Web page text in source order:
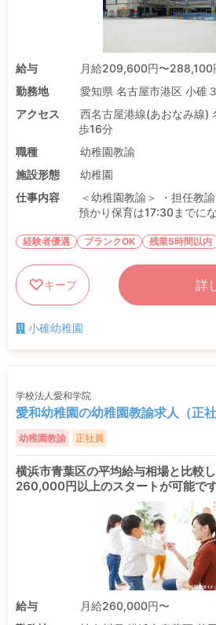
給与
月給209,600円〜288,100
勤務地
愛知県 名古屋市港区 小碓
アクセス
西名古屋港線(あおなみ線)
歩16分
職種
幼稚園教諭
施設形態
幼稚園
仕事内容
＜幼稚園教諭＞ ・担任教
預かり保育は17:30までに
経験者優遇 ブランクOK 残業5時間以内
キープ 詳
小碓幼稚園
学校法人愛和学院
愛和幼稚園の幼稚園教諭求人（正社
幼稚園教諭 正社員
横浜市青葉区の平均給与相場と比較
260,000円以上のスタートが可能です
給与
月給260,000円〜